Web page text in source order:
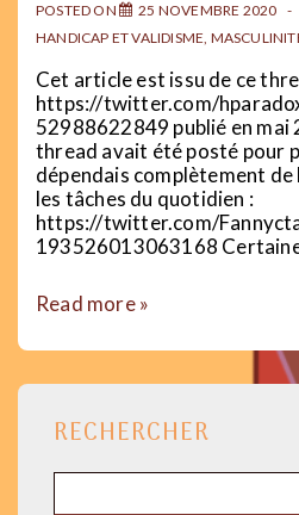
POSTED ON 25 NOVEMBRE 2020
HANDICAP ET VALIDISME,
Cet article est issu de ce
https://twitter.com/
52988622849 publié en mai
thread avait été posté pour
dépendais complètement
les tâches du quotidien :
https://twitter.com/
193526013063168
Hommes
et
Read more »
RECHERCHER